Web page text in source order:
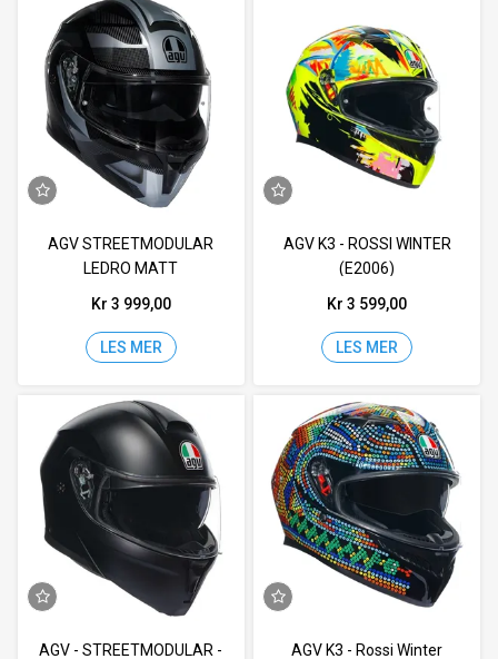
AGV STREETMODULAR
LEDRO MATT
Kr 3 999,00
LES MER
AGV K3 - ROSSI WINTER
(E2006)
Kr 3 599,00
LES MER
AGV - STREETMODULAR - AGV K3 - Rossi Winter